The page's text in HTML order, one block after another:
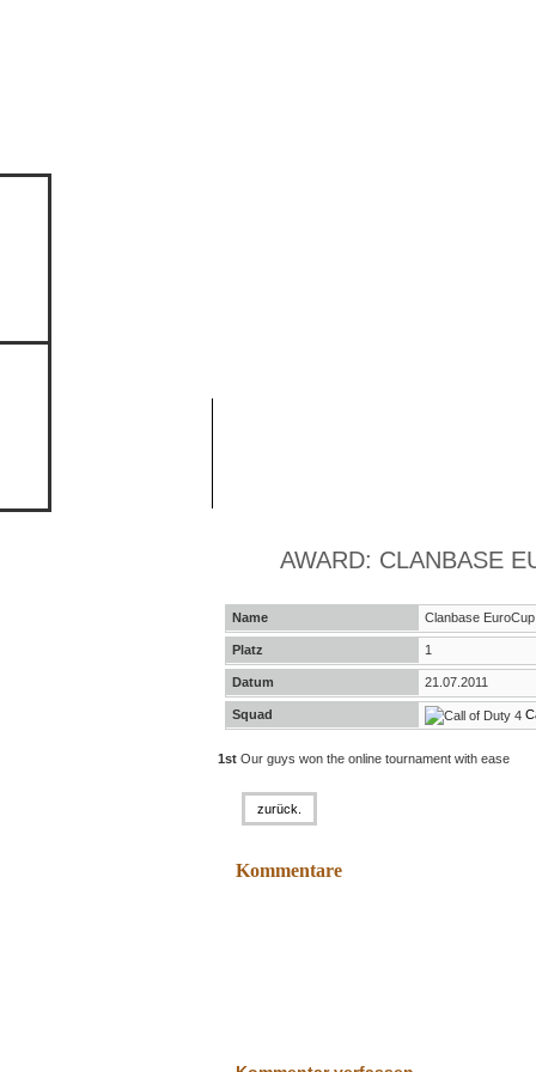
AWARD: CLANBASE
Name Clanbase EuroCup
Platz 1
Datum 21.07.2011
Squad
1st Our guys won the online tournament with ease
zurück.
Kommentare